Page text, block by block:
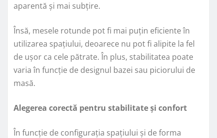
aparentă și mai subțire.
Însă, mesele rotunde pot fi mai puțin eficiente în
utilizarea spațiului, deoarece nu pot fi alipite la fel
de ușor ca cele pătrate. În plus, stabilitatea poate
varia în funcție de designul bazei sau piciorului de
masă.
Alegerea corectă pentru stabilitate și confort
În funcție de configurația spațiului și de forma